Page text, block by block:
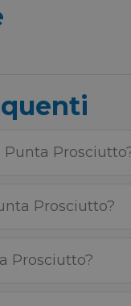
Prosciutto?
Prosciutto?